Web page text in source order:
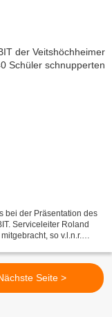
bei der Präsentation des
Serviceleiter Roland
so v.l.n.r.
Seite >